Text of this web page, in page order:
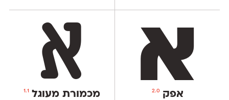
אפק 2.0 מכמורת מעוגל 1.1